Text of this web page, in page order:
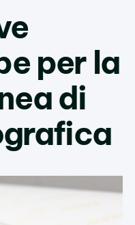
per la
di